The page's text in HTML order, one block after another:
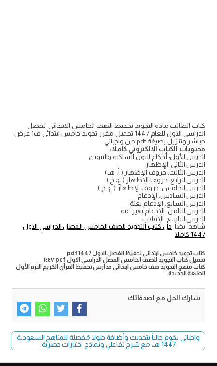
كتاب الطالب مادة التجويد تحفيظ الصف الخامس الابتدائي الفصل
الدراسي الاول للعام 1447 تحميل مقرر تجويد خامس ابتدائي ف1 عرض
مباشر وتنزيل بصيغة pdf من واجباتي
محتويات الكتاب الالكتروني كاملا:
الدرس الأول: أحكام النون الساكنة والتنوين
الدرس الثاني: الإظهار
الدرس الثالث: حروف الإظهار ( أ، هـ )
الدرس الرابع: حروف الإظهار ( ع، ح )
الدرس الخامس: حروف الإظهار ( غ، خ )
الدرس السادس: الإدغام
الدرس السابع: الإدغام بغنة
الدرس الثامن: الإدغام بغير غنة
الدرس التاسع: الإقلاب
شاهد أيضاً: حل كتاب التجويد للصف الخامس الفصل الدراسي الاول
1447 كاملا
كتاب تجويد خامس ابتدائي تحفيظ الفصل الاول 1447 pdf
تحميل كتاب التجويد للصف الخامس الفصل الدراسي الاول pdf ١٤٤٧
كتاب منهج التجويد صف خامس ابتدائي مدارس تحفيظ القرآن الكريم الترم الأول
الطبعة الجديدة
شارك الحل مع اصدقائك
واجباتي يقوم حالياً بتحديث وأضافة حلولا مُفصلة للمناهج السعودية
1447 هـ، مع شرح تفاعلي ونماذج اختبارات حصرية.